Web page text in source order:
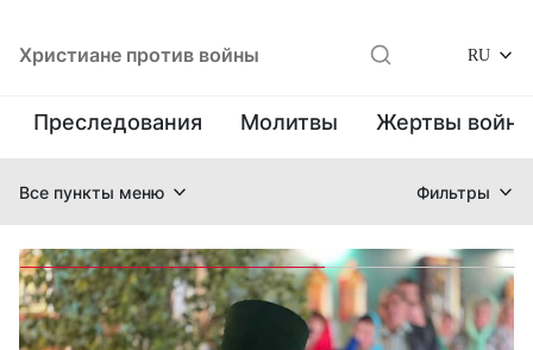
Христиане против войны RU
Преследования Молитвы Жертвы
Все пункты меню Фильтры